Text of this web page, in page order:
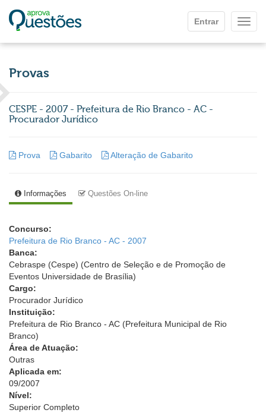
Entrar
Provas
CESPE - 2007 - Prefeitura de Rio Branco - AC -
Procurador Jurídico
Prova Gabarito Alteração de Gabarito
Informações Questões On-line
Concurso:
Prefeitura de Rio Branco - AC - 2007
Banca:
Cebraspe (Cespe) (Centro de Seleção e de Promoção de
Eventos Universidade de Brasília)
Cargo:
Procurador Jurídico
Instituição:
Prefeitura de Rio Branco - AC (Prefeitura Municipal de Rio
Branco)
Área de Atuação:
Outras
Aplicada em:
09/2007
Nível:
Superior Completo